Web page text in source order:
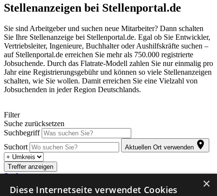
Stellenanzeigen bei Stellenportal.de
Sie sind Arbeitgeber und suchen neue Mitarbeiter? Dann schalten
Sie Ihre Stellenanzeige bei Stellenportal.de. Egal ob Sie Entwickler,
Vertriebsleiter, Ingenieure, Buchhalter oder Aushilfskräfte suchen –
auf Stellenportal.de erreichen Sie mehr als 750.000 registrierte
Jobsuchende. Durch das Flatrate-Modell zahlen Sie nur einmalig pro
Jahr eine Registrierungsgebühr und können so viele Stellenanzeigen
schalten, wie Sie wollen. Damit erreichen Sie eine Vielzahl von
Jobsuchenden in jeder Region Deutschlands.
Filter
Suche zurücksetzen
Suchbegriff
Suchort
Aktuellen Ort verwenden
Treffer anzeigen
Suche anpassen ×
Diese Internetseite verwendet Cookies